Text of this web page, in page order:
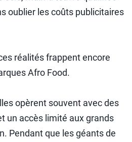
oublier les coûts publicitaires
réalités frappent encore
Afro Food.
opèrent souvent avec des
un accès limité aux grands
Pendant que les géants de